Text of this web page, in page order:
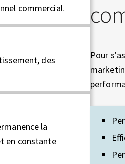
commercial.
des
la
en constante
Pour